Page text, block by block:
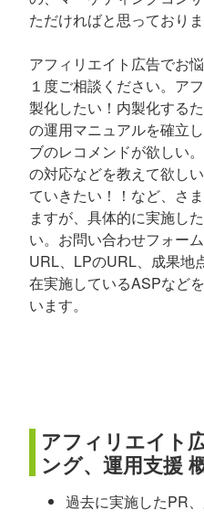
ただければと思っておりま
アフィリエイト広告でお
１度ご相談ください。ア
製化したい！内製化する
の運用マニュアルを確立
ブのレコメンドが欲しい
の対応などを教えて欲し
ていきたい！！など、さ
ますが、具体的に実施し
い。お問い合わせフォー
URL、LPのURL、成果地
在実施しているASPなど
います。
アフィリエイト
ング、運用支援
過去に実施したPR